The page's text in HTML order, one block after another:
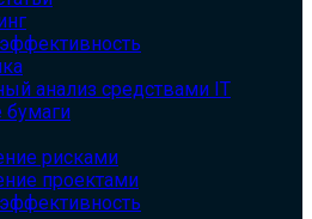
анализ средствами IT
рисками
проектами